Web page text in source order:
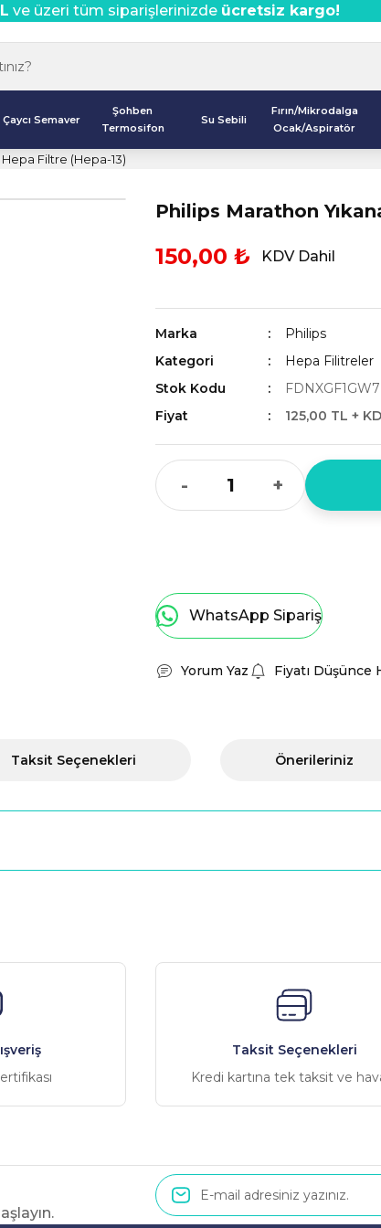
ve üzeri tüm siparişlerinizde ücretsiz kargo!
Çaycı Semaver
Şohben
Termosifon
Su Sebili
Fırın/Mikrodalga
Ocak/Aspiratör
Filtre (Hepa-13)
Philips Marathon
150,00 ₺ KDV Dahil
Marka
Philips
Kategori
Hepa Filitreler
Stok Kodu
FDNXGF1GW7
Fiyat
125,00 TL +
- +
WhatsApp Sipariş
Yorum Yaz Fiyatı Düşünce
Taksit Seçenekleri Önerileriniz
Gönder
Taksit Seçenekleri
Kredi kartına tek taksit ve